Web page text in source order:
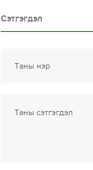
Сэтгэгдэл